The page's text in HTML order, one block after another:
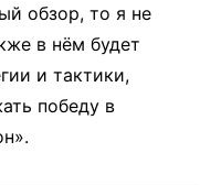
обзор, то я не
в нём будет
и тактики,
победу в